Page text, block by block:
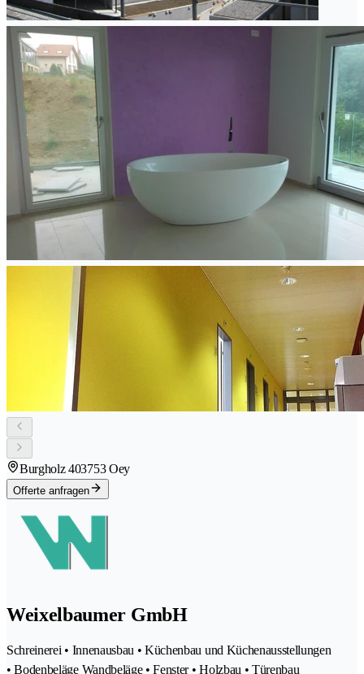
Burgholz 403753 Oey
Offerte anfragen
Weixelbaumer GmbH
Schreinerei • Innenausbau • Küchenbau und Küchenausstellungen
• Bodenbeläge Wandbeläge • Fenster • Holzbau • Türenbau